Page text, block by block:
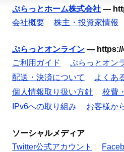
ぷらっとホーム株式会社 —
会社概要
株主・投資家情報
ぷらっとオンライン —
ご利用ガイド
ぷらっとオン
配送・決済について
よくあ
個人情報取り扱い方針
校費
IPv6への取り組み
お客様か
ソーシャルメディア
Twitter公式アカウント